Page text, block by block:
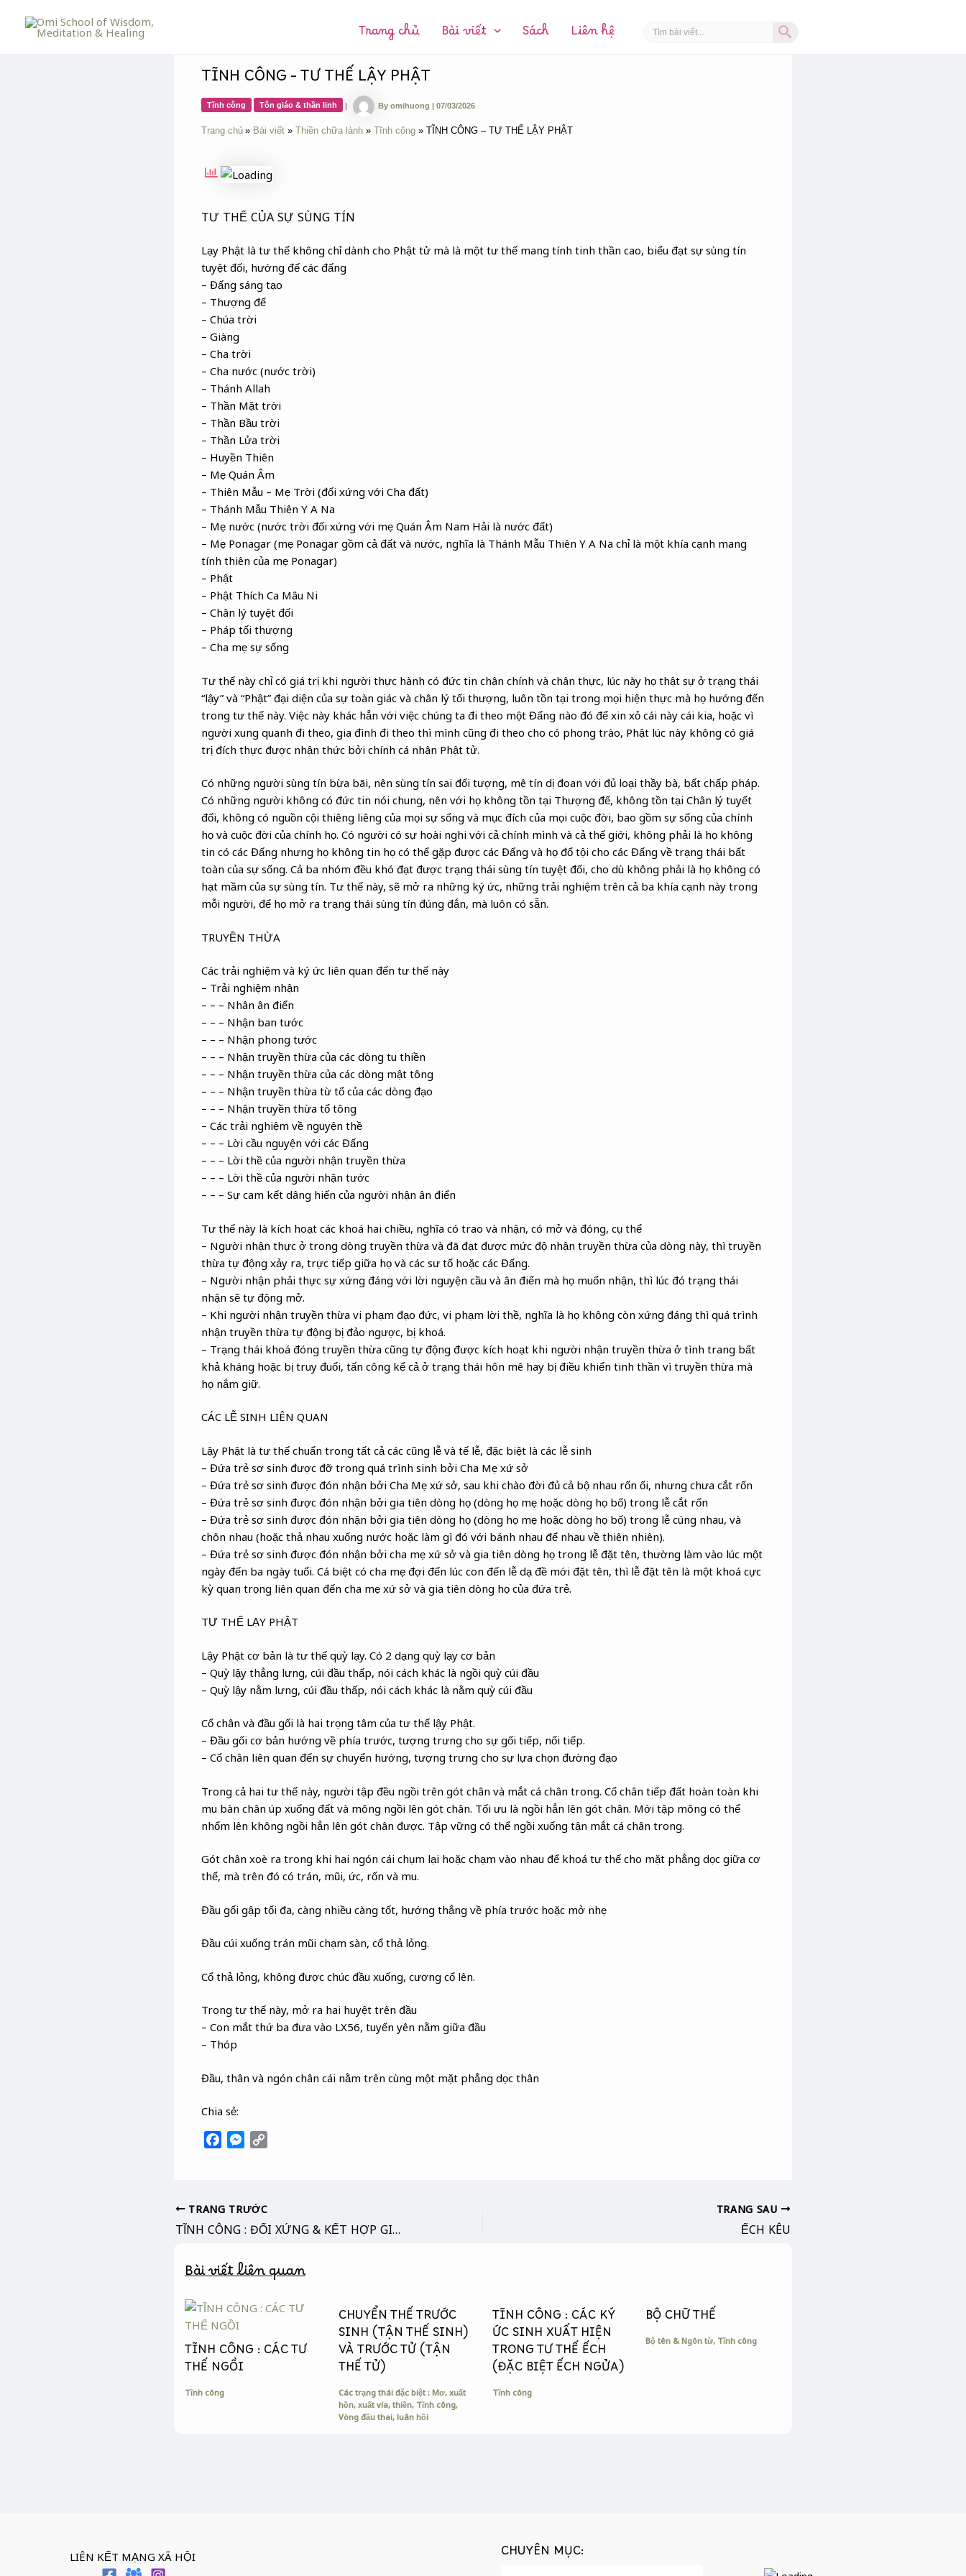
Trang chủ Bài viết Sách Liên hệ Search
for:
TĨNH CÔNG – TƯ THẾ LẬY PHẬT
Tĩnh công Tôn giáo & thần linh | By omihuong | 07/03/2026
Trang chủ Bài viết Thiền chữa lành Tĩnh công TĨNH CÔNG – TƯ THẾ LẬY PHẬT
TƯ THẾ CỦA SỰ SÙNG TÍN
Lạy Phật là tư thế không chỉ dành cho Phật tử mà là một tư thế mang tính tinh thần cao, biểu đạt sự sùng tín
tuyệt đối, hướng đế các đấng
– Đấng sáng tạo
– Thượng đế
– Chúa trời
– Giàng
– Cha trời
– Cha nước (nước trời)
– Thánh Allah
– Thần Mặt trời
– Thần Bầu trời
– Thần Lửa trời
– Huyền Thiên
– Mẹ Quán Âm
– Thiên Mẫu – Mẹ Trời (đối xứng với Cha đất)
– Thánh Mẫu Thiên Y A Na
– Mẹ nước (nước trời đối xứng với mẹ Quán Âm Nam Hải là nước đất)
– Mẹ Ponagar (mẹ Ponagar gồm cả đất và nước, nghĩa là Thánh Mẫu Thiên Y A Na chỉ là một khía cạnh mang
tính thiên của mẹ Ponagar)
– Phật
– Phật Thích Ca Mâu Ni
– Chân lý tuyệt đối
– Pháp tối thượng
– Cha mẹ sự sống
Tư thế này chỉ có giá trị khi người thực hành có đức tin chân chính và chân thực, lúc này họ thật sự ở trạng thái
“lậy” và “Phật” đại diện của sự toàn giác và chân lý tối thượng, luôn tồn tại trong mọi hiện thực mà họ hướng đến
trong tư thế này. Việc này khác hẳn với việc chúng ta đi theo một Đấng nào đó để xin xỏ cái này cái kia, hoặc vì
người xung quanh đi theo, gia đình đi theo thì mình cũng đi theo cho có phong trào, Phật lúc này không có giá
trị đích thực được nhận thức bởi chính cá nhân Phật tử.
Có những người sùng tín bừa bãi, nên sùng tín sai đối tượng, mê tín dị đoan với đủ loại thầy bà, bất chấp pháp.
Có những người không có đức tin nói chung, nên với họ không tồn tại Thượng đế, không tồn tại Chân lý tuyết
đối, không có nguồn cội thiêng liêng của mọi sự sống và mục đích của mọi cuộc đời, bao gồm sự sống của chính
họ và cuộc đời của chính họ. Có người có sự hoài nghi với cả chính mình và cả thế giới, không phải là họ không
tin có các Đấng nhưng họ không tin họ có thể gặp được các Đấng và họ đổ tội cho các Đấng về trạng thái bất
toàn của sự sống. Cả ba nhóm đều khó đạt được trạng thái sùng tín tuyệt đối, cho dù không phải là họ không có
hạt mầm của sự sùng tín. Tư thế này, sẽ mở ra những ký ức, những trải nghiệm trên cả ba khía cạnh này trong
mỗi người, để họ mở ra trạng thái sùng tín đúng đắn, mà luôn có sẵn.
TRUYỀN THỪA
Các trải nghiệm và ký ức liên quan đến tư thế này
– Trải nghiệm nhận
– – – Nhân ân điển
– – – Nhận ban tước
– – – Nhận phong tước
– – – Nhận truyền thừa của các dòng tu thiền
– – – Nhận truyền thừa của các dòng mật tông
– – – Nhận truyền thừa từ tổ của các dòng đạo
– – – Nhận truyền thừa tổ tông
– Các trải nghiệm về nguyện thề
– – – Lời cầu nguyện với các Đấng
– – – Lời thề của người nhận truyền thừa
– – – Lời thề của người nhận tước
– – – Sự cam kết dâng hiến của người nhận ân điển
Tư thế này là kích hoạt các khoá hai chiều, nghĩa có trao và nhận, có mở và đóng, cụ thể
– Người nhận thực ở trong dòng truyền thừa và đã đạt được mức độ nhận truyền thừa của dòng này, thì truyền
thừa tự động xảy ra, trực tiếp giữa họ và các sư tổ hoặc các Đấng.
– Người nhận phải thực sự xứng đáng với lời nguyện cầu và ân điển mà họ muốn nhận, thì lúc đó trạng thái
nhận sẽ tự động mở.
– Khi người nhận truyền thừa vi phạm đạo đức, vi phạm lời thề, nghĩa là họ không còn xứng đáng thì quá trình
nhận truyền thừa tự động bị đảo ngược, bị khoá.
– Trạng thái khoá đóng truyền thừa cũng tự động được kích hoạt khi người nhận truyền thừa ở tình trang bất
khả kháng hoặc bị truy đuổi, tấn công kể cả ở trạng thái hôn mê hay bị điều khiển tinh thần vì truyền thừa mà
họ nắm giữ.
CÁC LỄ SINH LIÊN QUAN
Lậy Phật là tư thế chuẩn trong tất cả các cũng lễ và tế lễ, đặc biệt là các lễ sinh
– Đứa trẻ sơ sinh được đỡ trong quá trình sinh bởi Cha Mẹ xứ sở
– Đứa trẻ sơ sinh được đón nhận bởi Cha Mẹ xứ sở, sau khi chào đời đủ cả bộ nhau rốn ối, nhưng chưa cắt rốn
– Đứa trẻ sơ sinh được đón nhận bởi gia tiên dòng họ (dòng họ mẹ hoặc dòng họ bố) trong lễ cắt rốn
– Đứa trẻ sơ sinh được đón nhận bởi gia tiên dòng họ (dòng họ mẹ hoặc dòng họ bố) trong lễ cúng nhau, và
chôn nhau (hoặc thả nhau xuống nước hoặc làm gì đó với bánh nhau để nhau về thiên nhiên).
– Đứa trẻ sơ sinh được đón nhận bởi cha mẹ xứ sở và gia tiên dòng họ trong lễ đặt tên, thường làm vào lúc một
ngày đến ba ngày tuổi. Cá biệt có cha mẹ đợi đến lúc con đến lễ dạ đề mới đặt tên, thì lễ đặt tên là một khoá cực
kỳ quan trọng liên quan đến cha mẹ xứ sở và gia tiên dòng họ của đứa trẻ.
TƯ THẾ LẠY PHẬT
Lậy Phật cơ bản là tư thế quỳ lạy. Có 2 dạng quỳ lạy cơ bản
– Quỳ lậy thẳng lưng, cúi đầu thấp, nói cách khác là ngồi quỳ cúi đầu
– Quỳ lậy nằm lưng, cúi đầu thấp, nói cách khác là nằm quỳ cúi đầu
Cổ chân và đầu gối là hai trọng tâm của tư thế lậy Phật.
– Đầu gối cơ bản hướng về phía trước, tượng trưng cho sự gối tiếp, nối tiếp.
– Cổ chân liên quan đến sự chuyển hướng, tượng trưng cho sự lựa chọn đường đạo
Trong cả hai tư thế này, người tập đều ngồi trên gót chân và mắt cá chân trong. Cổ chân tiếp đất hoàn toàn khi
mu bàn chân úp xuống đất và mông ngồi lên gót chân. Tối ưu là ngồi hẳn lên gót chân. Mới tập mông có thể
nhổm lên không ngồi hẳn lên gót chân được. Tập vững có thể ngồi xuống tận mắt cá chân trong.
Gót chân xoè ra trong khi hai ngón cái chụm lại hoặc chạm vào nhau để khoá tư thế cho mặt phẳng dọc giữa cơ
thể, mà trên đó có trán, mũi, ức, rốn và mu.
Đầu gối gập tối đa, càng nhiều càng tốt, hướng thẳng về phía trước hoặc mở nhẹ
Đầu cúi xuống trán mũi chạm sàn, cổ thả lỏng.
Cổ thả lỏng, không được chúc đầu xuống, cương cổ lên.
Trong tư thế này, mở ra hai huyệt trên đầu
– Con mắt thứ ba đưa vào LX56, tuyến yên nằm giữa đầu
– Thóp
Đầu, thân và ngón chân cái nằm trên cùng một mặt phẳng dọc thân
Chia sẻ:
b
o
k
M
e
n
e
r
L
i
TRANG TRƯỚC
TĨNH CÔNG : ĐỐI XỨNG & KẾT HỢP GIỮA TƯ THẾ LẬY PHẬT & TƯ THẾ CON ẾCH
TRANG SAU
ẾCH KÊU
Bài viết liên quan
TĨNH CÔNG : CÁC TƯ
THẾ NGỒI
Tĩnh công
CHUYỂN THẾ TRƯỚC
SINH (TẬN THẾ SINH)
VÀ TRƯỚC TỬ (TẬN
THẾ TỬ)
Các trạng thái đặc biệt : Mơ, xuất
hồn, xuất vía, thiền, Tĩnh công,
Vòng đầu thai, luân hồi
TĨNH CÔNG : CÁC KÝ
ỨC SINH XUẤT HIỆN
TRONG TƯ THẾ ẾCH
(ĐẶC BIỆT ẾCH NGỬA)
Tĩnh công
BỘ CHỮ THẾ
Bộ tên & Ngôn từ, Tĩnh công
LIÊN KẾT MẠNG XÃ HỘI CHUYÊN MỤC: